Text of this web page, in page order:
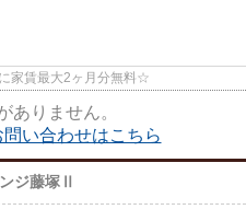
家賃最大2ヶ月分無料☆
ありません。
い合わせはこちら
ジ藤塚Ⅱ